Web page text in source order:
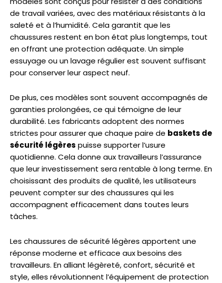
de travail variées, avec des matériaux résistants à la
saleté et à l’humidité. Cela garantit que les
chaussures restent en bon état plus longtemps, tout
en offrant une protection adéquate. Un simple
essuyage ou un lavage régulier est souvent suffisant
pour conserver leur aspect neuf.
De plus, ces modèles sont souvent accompagnés de
garanties prolongées, ce qui témoigne de leur
durabilité. Les fabricants adoptent des normes
strictes pour assurer que chaque paire de baskets de
sécurité légères puisse supporter l’usure
quotidienne. Cela donne aux travailleurs l’assurance
que leur investissement sera rentable à long terme. En
choisissant des produits de qualité, les utilisateurs
peuvent compter sur des chaussures qui les
accompagnent efficacement dans toutes leurs
tâches.
Les chaussures de sécurité légères apportent une
réponse moderne et efficace aux besoins des
travailleurs. En alliant légèreté, confort, sécurité et
style, elles révolutionnent l’équipement de protection